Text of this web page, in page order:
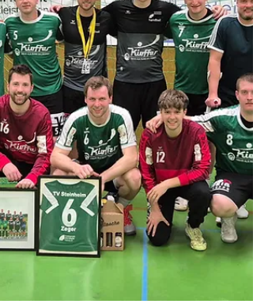
Zuschauer versammelten sich gegen 18.30
Uhr rund um den durch die Sandstumpen-
Zwerge bunt geschmückten Maibaum.
und von ein paar Windböen begleitet